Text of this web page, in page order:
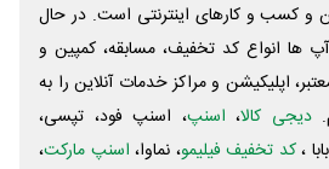
و کسب و‌ کارهای اینترنتی است. در حال
ها انواع کد تخفیف، مسابقه، کمپین و
اپلیکیشن و مراکز خدمات آنلاین را به
دیجی کالا، اسنپ، اسنپ فود، تپسی،
،کد تخفیف فیلیمو، نماوا، اسنپ مارکت،